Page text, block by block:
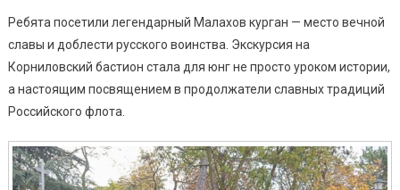
Ребята посетили легендарный Малахов курган — место вечной
славы и доблести русского воинства. Экскурсия на
Корниловский бастион стала для юнг не просто уроком истории,
а настоящим посвящением в продолжатели славных традиций
Российского флота.